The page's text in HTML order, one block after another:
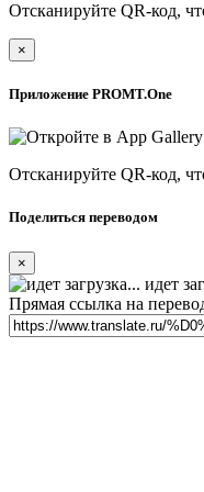
Отсканируйте QR-код,
×
Приложение PROMT.One
Отсканируйте QR-код,
Поделиться переводом
×
идет
Прямая ссылка на